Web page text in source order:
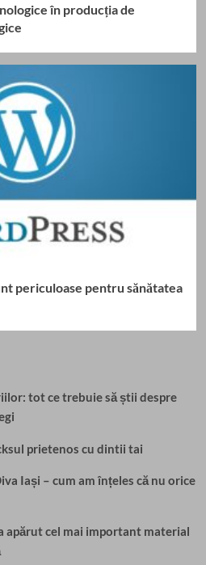
în producția de
periculoase pentru sănătatea
tot ce trebuie să știi despre
prietenos cu dintii tai
Iași – cum am înțeles că nu orice
apărut cel mai important material